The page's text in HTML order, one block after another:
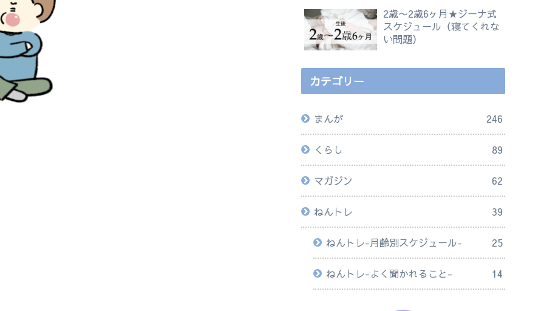
2歳〜2歳6ヶ月★ジーナ式
スケジュール（寝てくれな
い問題）
カテゴリー
まんが 246
くらし 89
マガジン 62
ねんトレ 39
ねんトレ-月齢別スケジュール- 25
ねんトレ-よく聞かれること- 14